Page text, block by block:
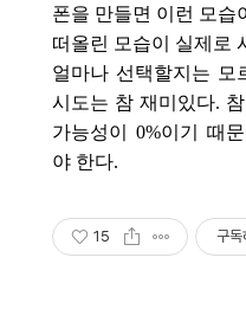
폰을 만들면 이런 모습
떠올린 모습이 실제로
얼마나 선택할지는 모
시도는 참 재미있다.
가능성이 0%이기 때
야 한다.
15 구독